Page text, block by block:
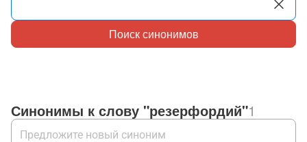
Поиск синонимов
Синонимы к слову "резерфордий"1